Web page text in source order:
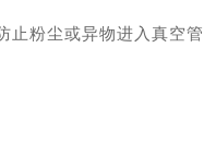
止粉尘或异物进入真空管